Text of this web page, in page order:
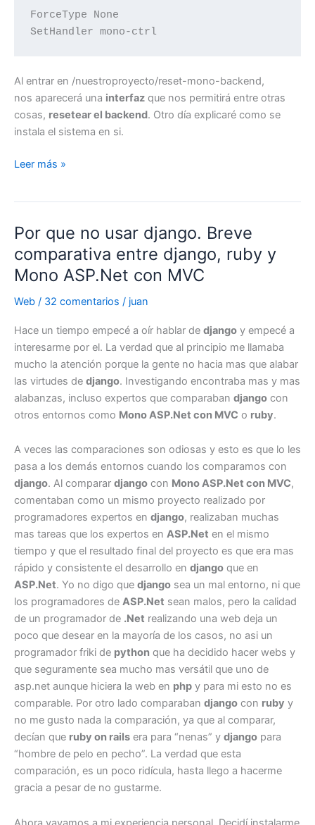
ForceType None
SetHandler mono-ctrl
Al entrar en /nuestroproyecto/reset-mono-backend,
nos aparecerá una interfaz que nos permitirá entre otras
cosas, resetear el backend. Otro día explicaré como se
instala el sistema en si.
Deploy
en
Apache
con
mod_mono
Leer más »
Por que no usar django. Breve
comparativa entre django, ruby y
Mono ASP.Net con MVC
Web / 32 comentarios / juan
Hace un tiempo empecé a oír hablar de django y empecé a
interesarme por el. La verdad que al principio me llamaba
mucho la atención porque la gente no hacia mas que alabar
las virtudes de django. Investigando encontraba mas y mas
alabanzas, incluso expertos que comparaban django con
otros entornos como Mono ASP.Net con MVC o ruby.
A veces las comparaciones son odiosas y esto es que lo les
pasa a los demás entornos cuando los comparamos con
django. Al comparar django con Mono ASP.Net con MVC,
comentaban como un mismo proyecto realizado por
programadores expertos en django, realizaban muchas
mas tareas que los expertos en ASP.Net en el mismo
tiempo y que el resultado final del proyecto es que era mas
rápido y consistente el desarrollo en django que en
ASP.Net. Yo no digo que django sea un mal entorno, ni que
los programadores de ASP.Net sean malos, pero la calidad
de un programador de .Net realizando una web deja un
poco que desear en la mayoría de los casos, no asi un
programador friki de python que ha decidido hacer webs y
que seguramente sea mucho mas versátil que uno de
asp.net aunque hiciera la web en php y para mi esto no es
comparable. Por otro lado comparaban django con ruby y
no me gusto nada la comparación, ya que al comparar,
decían que ruby on rails era para “nenas” y django para
“hombre de pelo en pecho”. La verdad que esta
comparación, es un poco ridícula, hasta llego a hacerme
gracia a pesar de no gustarme.